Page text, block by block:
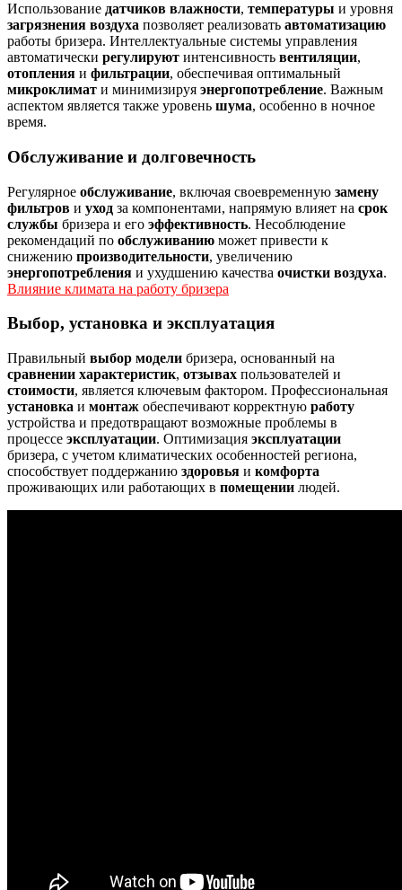
Использование датчиков влажности, температуры и уровня
загрязнения воздуха позволяет реализовать автоматизацию
работы бризера. Интеллектуальные системы управления
автоматически регулируют интенсивность вентиляции,
отопления и фильтрации, обеспечивая оптимальный
микроклимат и минимизируя энергопотребление. Важным
аспектом является также уровень шума, особенно в ночное
время.
Обслуживание и долговечность
Регулярное обслуживание, включая своевременную замену
фильтров и уход за компонентами, напрямую влияет на срок
службы бризера и его эффективность. Несоблюдение
рекомендаций по обслуживанию может привести к
снижению производительности, увеличению
энергопотребления и ухудшению качества очистки воздуха.
Влияние климата на работу бризера
Выбор, установка и эксплуатация
Правильный выбор модели бризера, основанный на
сравнении характеристик, отзывах пользователей и
стоимости, является ключевым фактором. Профессиональная
установка и монтаж обеспечивают корректную работу
устройства и предотвращают возможные проблемы в
процессе эксплуатации. Оптимизация эксплуатации
бризера, с учетом климатических особенностей региона,
способствует поддержанию здоровья и комфорта
проживающих или работающих в помещении людей.